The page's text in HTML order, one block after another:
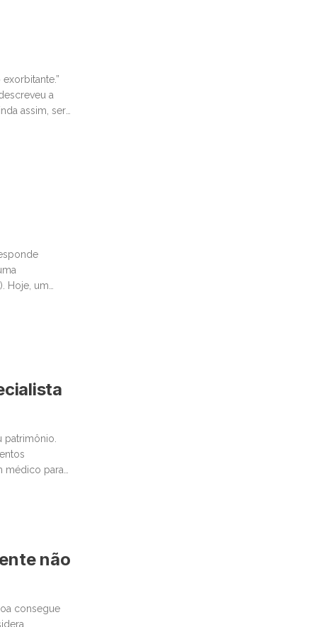
a
assim, ser
Hoje, um
patrimônio.
médico para
não
consegue